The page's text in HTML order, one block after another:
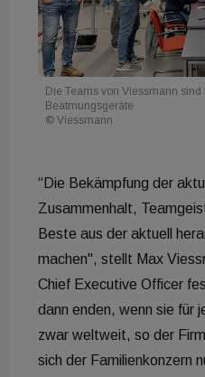
Die Teams von Viessmann
Beatmungsgeräte
© Viessmann
“Die Bekämpfung der
Zusammenhalt,
Beste aus der aktuell
machen", stellt Max
Chief Executive Officer
dann enden, wenn sie für
zwar weltweit, so der
sich der Familienkonzern